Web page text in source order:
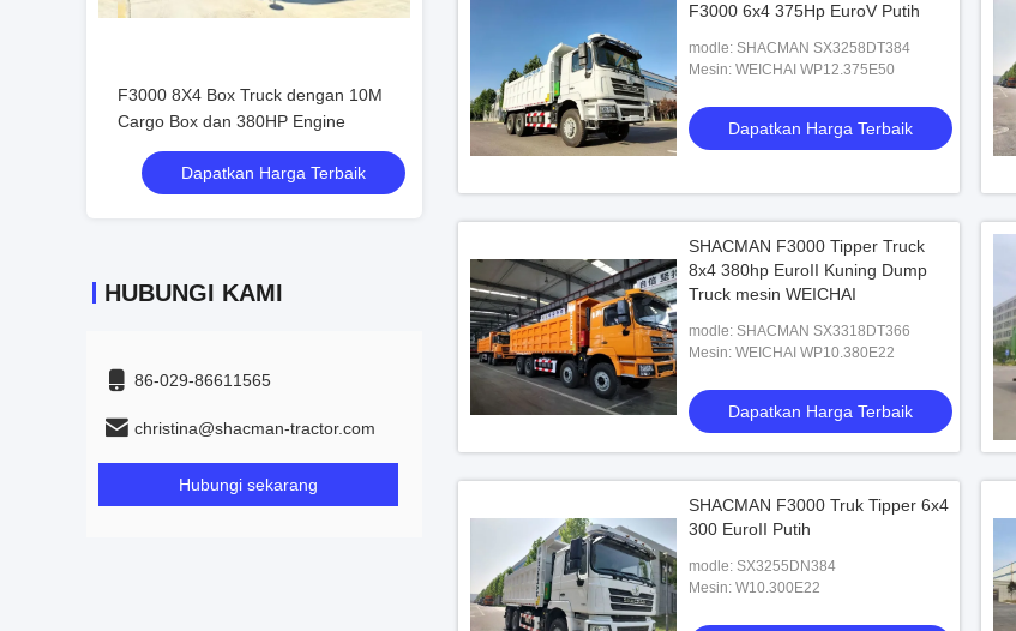
F3000 8X4 Box Truck dengan 10M
Cargo Box dan 380HP Engine
Dapatkan Harga Terbaik
F3000 8X4 Box Truck dengan 10M
Cargo Box dan 380HP Engine
HUBUNGI KAMI
86-029-86611565
christina@shacman-tractor.com
Hubungi sekarang
F3000 6x4 375Hp EuroV Putih
modle: SHACMAN SX3258DT384
Mesin: WEICHAI WP12.375E50
Dapatkan Harga Terbaik
SHACMAN F3000 Tipper Truck
8x4 380hp EuroII Kuning Dump
Truck mesin WEICHAI
modle: SHACMAN SX3318DT366
Mesin: WEICHAI WP10.380E22
Dapatkan Harga Terbaik
SHACMAN F3000 Truk Tipper 6x4
300 EuroII Putih
modle: SX3255DN384
Mesin: W10.300E22